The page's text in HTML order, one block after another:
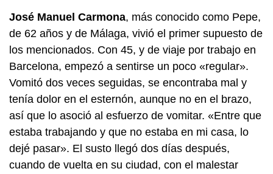
José Manuel Carmona, más conocido como Pepe,
de 62 años y de Málaga, vivió el primer supuesto de
los mencionados. Con 45, y de viaje por trabajo en
Barcelona, empezó a sentirse un poco «regular».
Vomitó dos veces seguidas, se encontraba mal y
tenía dolor en el esternón, aunque no en el brazo,
así que lo asoció al esfuerzo de vomitar. «Entre que
estaba trabajando y que no estaba en mi casa, lo
dejé pasar». El susto llegó dos días después,
cuando de vuelta en su ciudad, con el malestar